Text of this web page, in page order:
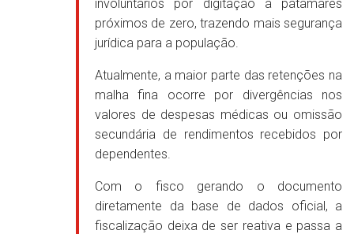
involuntários por digitação a patamares
próximos de zero, trazendo mais segurança
jurídica para a população.
Atualmente, a maior parte das retenções na
malha fina ocorre por divergências nos
valores de despesas médicas ou omissão
secundária de rendimentos recebidos por
dependentes.
Com o fisco gerando o documento
diretamente da base de dados oficial, a
fiscalização deixa de ser reativa e passa a